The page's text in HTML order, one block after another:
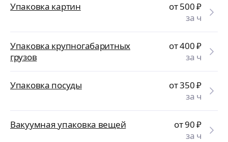
Упаковка картин от 500₽
за ч
Упаковка крупногабаритных
грузов
от 400₽
за ч
Упаковка посуды от 350₽
за ч
Вакуумная упаковка вещей от 90₽
за ч